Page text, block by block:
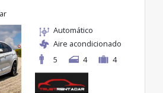
Automático
Aire acondicionado
5
4 4